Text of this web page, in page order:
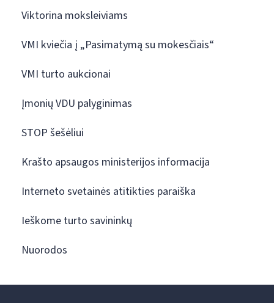
Viktorina moksleiviams
VMI kviečia į „Pasimatymą su mokesčiais“
VMI turto aukcionai
Įmonių VDU palyginimas
STOP šešėliui
Krašto apsaugos ministerijos informacija
Interneto svetainės atitikties paraiška
Ieškome turto savininkų
Nuorodos